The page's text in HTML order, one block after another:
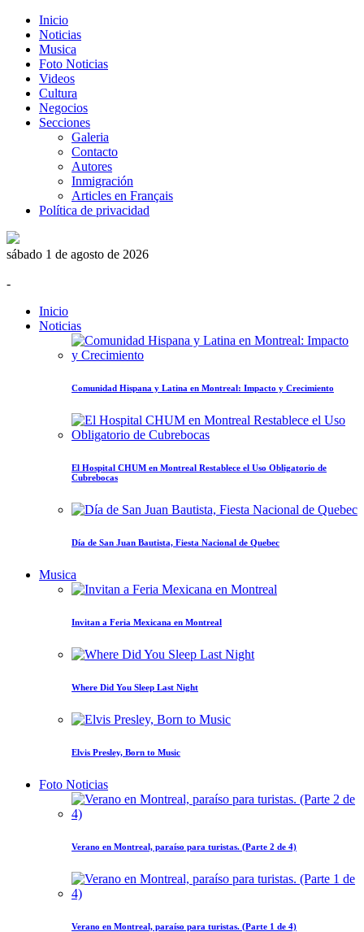
Inicio
Noticias
Musica
Foto Noticias
Videos
Cultura
Negocios
Secciones
Galeria
Contacto
Autores
Inmigración
Articles en Français
Política de privacidad
sábado 1 de agosto de 2026
-
Inicio
Noticias
Comunidad Hispana y Latina en Montreal: Impacto y Crecimiento
El Hospital CHUM en Montreal Restablece el Uso Obligatorio de
Cubrebocas
Día de San Juan Bautista, Fiesta Nacional de Quebec
Musica
Invitan a Feria Mexicana en Montreal
Where Did You Sleep Last Night
Elvis Presley, Born to Music
Foto Noticias
Verano en Montreal, paraíso para turistas. (Parte 2 de 4)
Verano en Montreal, paraíso para turistas. (Parte 1 de 4)